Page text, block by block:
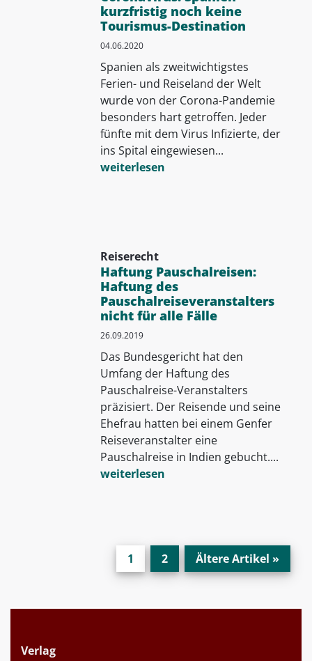
kurzfristig noch keine
Tourismus-Destination
04.06.2020
Spanien als zweitwichtigstes
Ferien- und Reiseland der Welt
wurde von der Corona-Pandemie
besonders hart getroffen. Jeder
fünfte mit dem Virus Infizierte, der
ins Spital eingewiesen...
weiterlesen
Reiserecht
Haftung Pauschalreisen:
Haftung des
Pauschalreiseveranstalters
nicht für alle Fälle
26.09.2019
Das Bundesgericht hat den
Umfang der Haftung des
Pauschalreise-Veranstalters
präzisiert. Der Reisende und seine
Ehefrau hatten bei einem Genfer
Reiseveranstalter eine
Pauschalreise in Indien gebucht....
weiterlesen
1 2 Ältere Artikel »
Verlag